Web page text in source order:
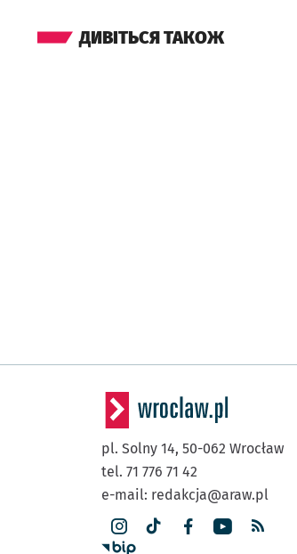
ДИВІТЬСЯ ТАКОЖ
pl. Solny 14, 50-062 Wrocław
tel. 71 776 71 42
e-mail: redakcja@araw.pl